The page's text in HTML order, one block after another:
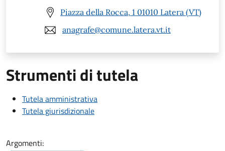
Piazza della Rocca, 1 01010 Latera (VT)
anagrafe@comune.latera.vt.it
Strumenti di tutela
Tutela amministrativa
Tutela giurisdizionale
Argomenti: